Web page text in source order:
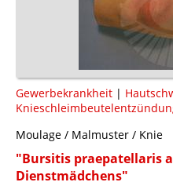
Gewerbekrankheit |
Moulage / Malmuster / Knie
"Bursitis praepatellaris
Dienstmädchens"